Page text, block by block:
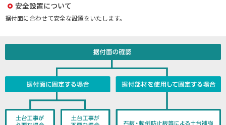
安全設置について
据付面に合わせて安全な設置をいたします。